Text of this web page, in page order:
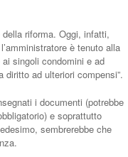
riforma. Oggi, infatti,
è tenuto alla
singoli condomini e ad
ad ulteriori compensi”.
i documenti (potrebbe
e soprattutto
sembrerebbe che